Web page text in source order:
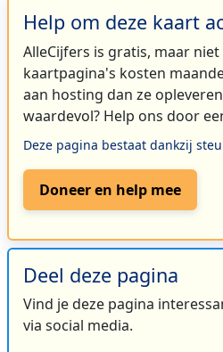
Help om deze kaart
AlleCijfers is gratis, maar
kaartpagina's kosten
aan hosting dan ze
waardevol? Help ons door
Deze pagina bestaat dankzij
Doneer en help mee
Deel deze pagina
Vind je deze pagina
via social media.